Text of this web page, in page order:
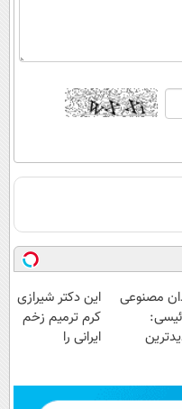
مصنوعی
قسطی
این دکتر شیرازی
کرم ترمیم زخم
ایرانی را